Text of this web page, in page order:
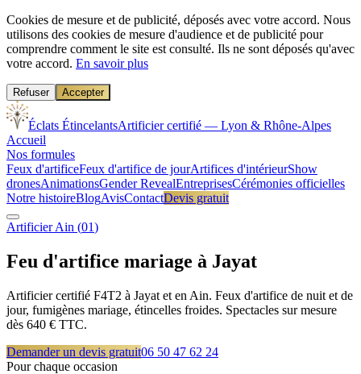
Cookies de mesure et de publicité, déposés avec votre accord. Nous
utilisons des cookies de mesure d'audience et de publicité pour
comprendre comment le site est consulté. Ils ne sont déposés qu'avec
votre accord. En savoir plus
Refuser Accepter
Éclats ÉtincelantsArtificier certifié — Lyon & Rhône-Alpes
Accueil
Nos formules
Feux d'artificeFeux d'artifice de jourArtifices d'intérieurShow
dronesAnimationsGender RevealEntreprisesCérémonies officielles
Notre histoireBlogAvisContactDevis gratuit
ArtificierAin (01)
Feu d'artifice mariage à Jayat
Artificier certifié F4T2 à Jayat et en Ain. Feux d'artifice de nuit et de
jour, fumigènes mariage, étincelles froides. Spectacles sur mesure
dès 640 € TTC.
Demander un devis gratuit06 50 47 62 24
Pour chaque occasion